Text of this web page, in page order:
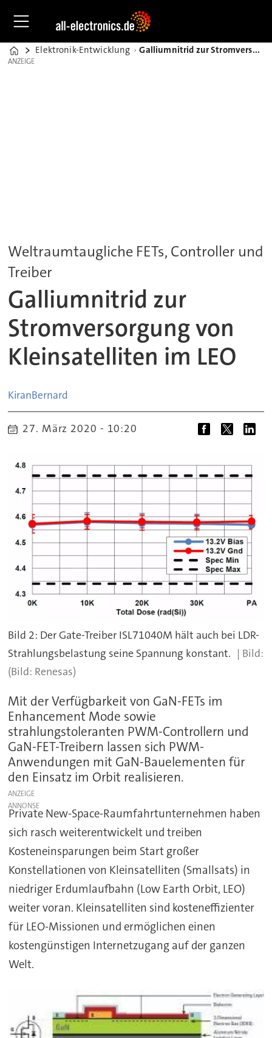
Home
Elektronik-Entwicklung Galliumnitrid zur Stromversorgung von Kleinsatelliten im LEO
ANZEIGE
ANZEIGE
Weltraumtaugliche FETs, Controller und
Treiber
Galliumnitrid zur
Stromversorgung von
Kleinsatelliten im LEO
KiranBernard
27. März 2020 - 10:20
Bild 2: Der Gate-Treiber ISL71040M hält auch bei LDR-
Strahlungsbelastung seine Spannung konstant.
(Bild: Renesas)
Mit der Verfügbarkeit von GaN-FETs im
Enhancement Mode sowie
strahlungstoleranten PWM-Controllern und
GaN-FET-Treibern lassen sich PWM-
Anwendungen mit GaN-Bauelementen für
den Einsatz im Orbit realisieren.
ANZEIGE
Private New-Space-Raumfahrtunternehmen haben
sich rasch weiterentwickelt und treiben
Kosteneinsparungen beim Start großer
Konstellationen von Kleinsatelliten (Smallsats) in
niedriger Erdumlaufbahn (Low Earth Orbit, LEO)
weiter voran. Kleinsatelliten sind kosteneffizienter
für LEO-Missionen und ermöglichen einen
kostengünstigen Internetzugang auf der ganzen
Welt.